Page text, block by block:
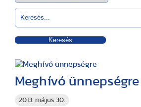
Keresés
2013. május 30.
Meghívó ünnepségre